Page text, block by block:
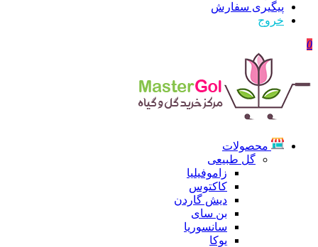
پیگیری سفارش
خروج
0
محصولات
گل طبیعی
زاموفیلیا
کاکتوس
دیش گاردن
بن سای
سانسوریا
یوکا